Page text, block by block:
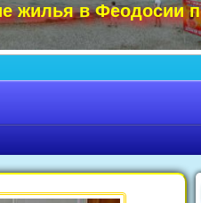
жилья в Феодосии